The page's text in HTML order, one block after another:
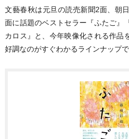
文藝春秋は元旦の読売新聞2面、朝
面に話題のベストセラー『ふたご』
カロス』と、今年映像化される作品
好調なのがすぐわかるラインナップで